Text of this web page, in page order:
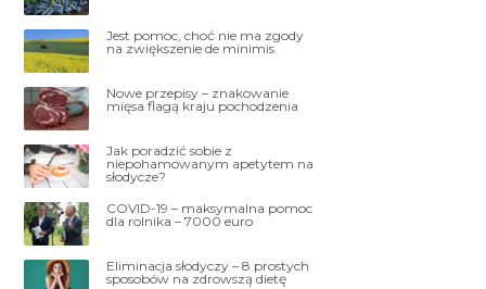
Jest pomoc, choć nie ma zgody
na zwiększenie de minimis
Nowe przepisy – znakowanie
mięsa flagą kraju pochodzenia
Jak poradzić sobie z
niepohamowanym apetytem na
słodycze?
COVID-19 – maksymalna pomoc
dla rolnika – 7000 euro
Eliminacja słodyczy – 8 prostych
sposobów na zdrowszą dietę